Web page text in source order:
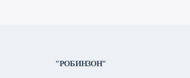
"РОБИНЗОН"